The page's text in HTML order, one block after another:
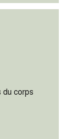
du corps